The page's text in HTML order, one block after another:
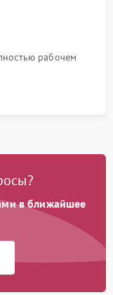
рабочем
в ближайшее